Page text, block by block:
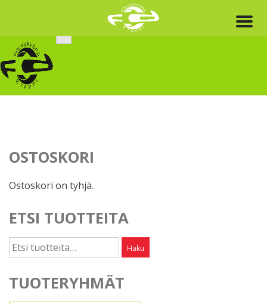
content
OSTOSKORI
Ostoskori on tyhjä.
ETSI TUOTTEITA
Etsi: Haku
TUOTERYHMÄT